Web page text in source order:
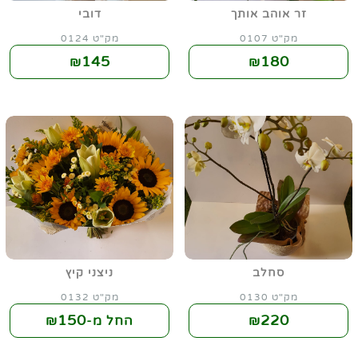
זר אוהב אותך
מק"ט 0107
₪180
דובי
מק"ט 0124
₪145
סחלב
מק"ט 0130
₪220
ניצני קיץ
מק"ט 0132
החל מ-₪150